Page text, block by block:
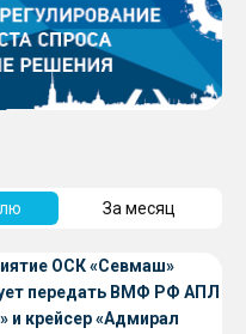
За месяц
ОСК «Севмаш»
передать ВМФ РФ АПЛ
и крейсер «Адмирал